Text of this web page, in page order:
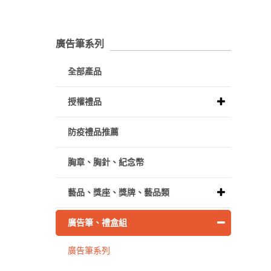
廣告筆系列
全部產品
授權禮品
防疫禮品推薦
胸章、胸針、紀念幣
藝品、獎座、獎牌、藝品類
廣告筆、禮盒組
廣告筆系列